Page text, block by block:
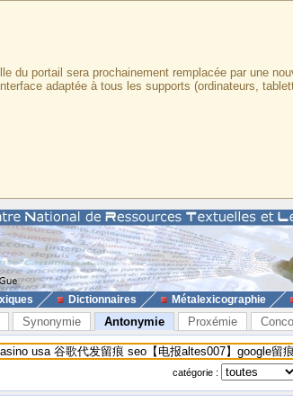
du portail sera prochainement remplacée par une
adaptée à tous les supports (ordinateurs,
Dictionnaires Métalexicographie
Synonymie Antonymie Proxémie
catégorie :